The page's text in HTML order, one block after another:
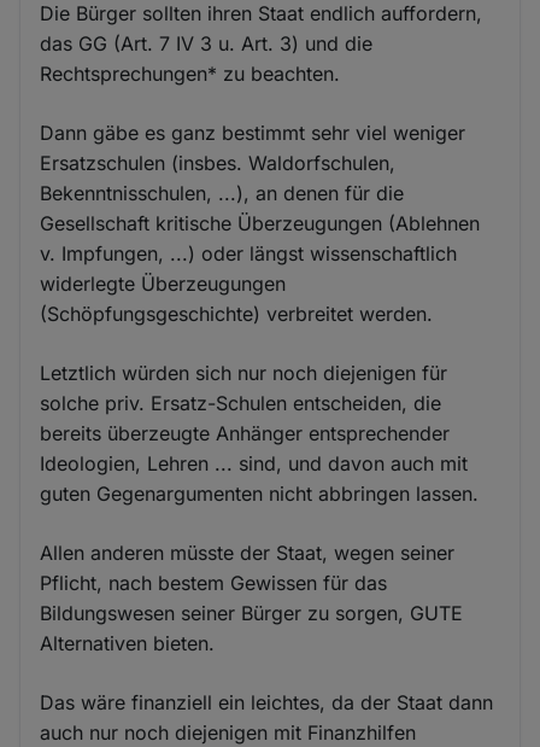
Die Bürger sollten ihren Staat endlich auffordern,
das GG (Art. 7 IV 3 u. Art. 3) und die
Rechtsprechungen* zu beachten.
Dann gäbe es ganz bestimmt sehr viel weniger
Ersatzschulen (insbes. Waldorfschulen,
Bekenntnisschulen, ...), an denen für die
Gesellschaft kritische Überzeugungen (Ablehnen
v. Impfungen, ...) oder längst wissenschaftlich
widerlegte Überzeugungen
(Schöpfungsgeschichte) verbreitet werden.
Letztlich würden sich nur noch diejenigen für
solche priv. Ersatz-Schulen entscheiden, die
bereits überzeugte Anhänger entsprechender
Ideologien, Lehren ... sind, und davon auch mit
guten Gegenargumenten nicht abbringen lassen.
Allen anderen müsste der Staat, wegen seiner
Pflicht, nach bestem Gewissen für das
Bildungswesen seiner Bürger zu sorgen, GUTE
Alternativen bieten.
Das wäre finanziell ein leichtes, da der Staat dann
auch nur noch diejenigen mit Finanzhilfen